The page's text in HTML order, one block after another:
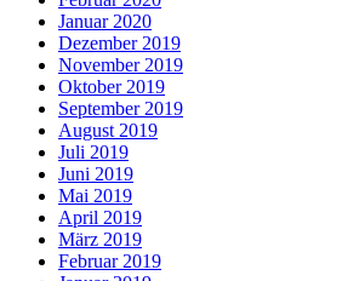
Januar 2020
Dezember 2019
November 2019
Oktober 2019
September 2019
August 2019
Juli 2019
Juni 2019
Mai 2019
April 2019
März 2019
Februar 2019